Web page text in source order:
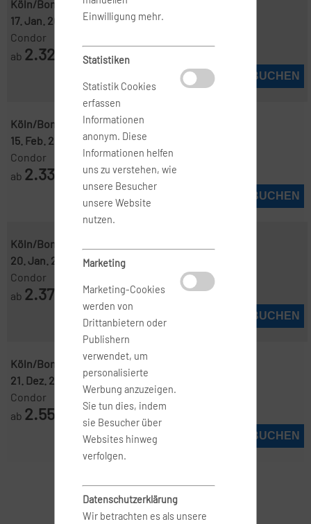
Köln/Bonn ( QKL )-Melbourne ( MEL )
17. Jan. 2027
30. Jan. 2027
Condor
ab 2.325
JETZT BUCHEN
Köln/Bonn ( QKL )-Melbourne ( MEL )
15. Feb. 2027
7. März 2027
Condor
ab 2.335
JETZT BUCHEN
Köln/Bonn ( QKL )
20. Jan. 2027
10. Feb. 2027
Condor
ab 2.375
JETZT BUCHEN
Köln/Bonn ( QKL ) -Melbourne ( MEL )
21. Dez. 2026
30. Dez. 2026
Condor
ab 2.555
JETZT BUCHEN
Einwilligung mehr.
Statistiken
Statistik Cookies
erfassen
Informationen
anonym. Diese
Informationen helfen
uns zu verstehen, wie
unsere Besucher
unsere Website
nutzen.
Marketing
Marketing-Cookies
werden von
Drittanbietern oder
Publishern
verwendet, um
personalisierte
Werbung anzuzeigen.
Sie tun dies, indem
sie Besucher über
Websites hinweg
verfolgen.
Datenschutzerklärung
Wir betrachten es als unsere